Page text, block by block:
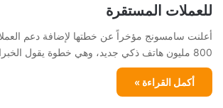
للعملات المستقرة
أعلنت سامسونج مؤخراً عن خطتها لإضافة دعم
800 مليون هاتف ذكي جديد، وهي خطوة يقول الخبراء إنها…
أكمل القراءة »